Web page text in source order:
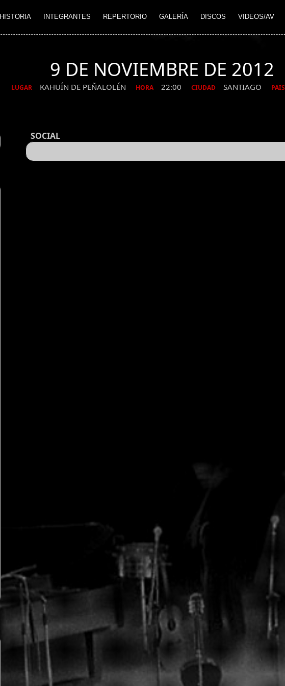
HISTORIA INTEGRANTES REPERTORIO GALERÍA DISCOS VIDEOS/AV
9 DE NOVIEMBRE DE 2012
LUGAR KAHUÍN DE PEÑALOLÉN HORA 22:00 CIUDAD SANTIAGO PAIS
SOCIAL